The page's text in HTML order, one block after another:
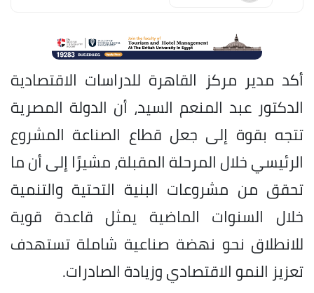
أكد مدير مركز القاهرة للدراسات الاقتصادية
الدكتور عبد المنعم السيد، أن الدولة المصرية
تتجه بقوة إلى جعل قطاع الصناعة المشروع
الرئيسي خلال المرحلة المقبلة، مشيرًا إلى أن ما
تحقق من مشروعات البنية التحتية والتنمية
خلال السنوات الماضية يمثل قاعدة قوية
للانطلاق نحو نهضة صناعية شاملة تستهدف
تعزيز النمو الاقتصادي وزيادة الصادرات.